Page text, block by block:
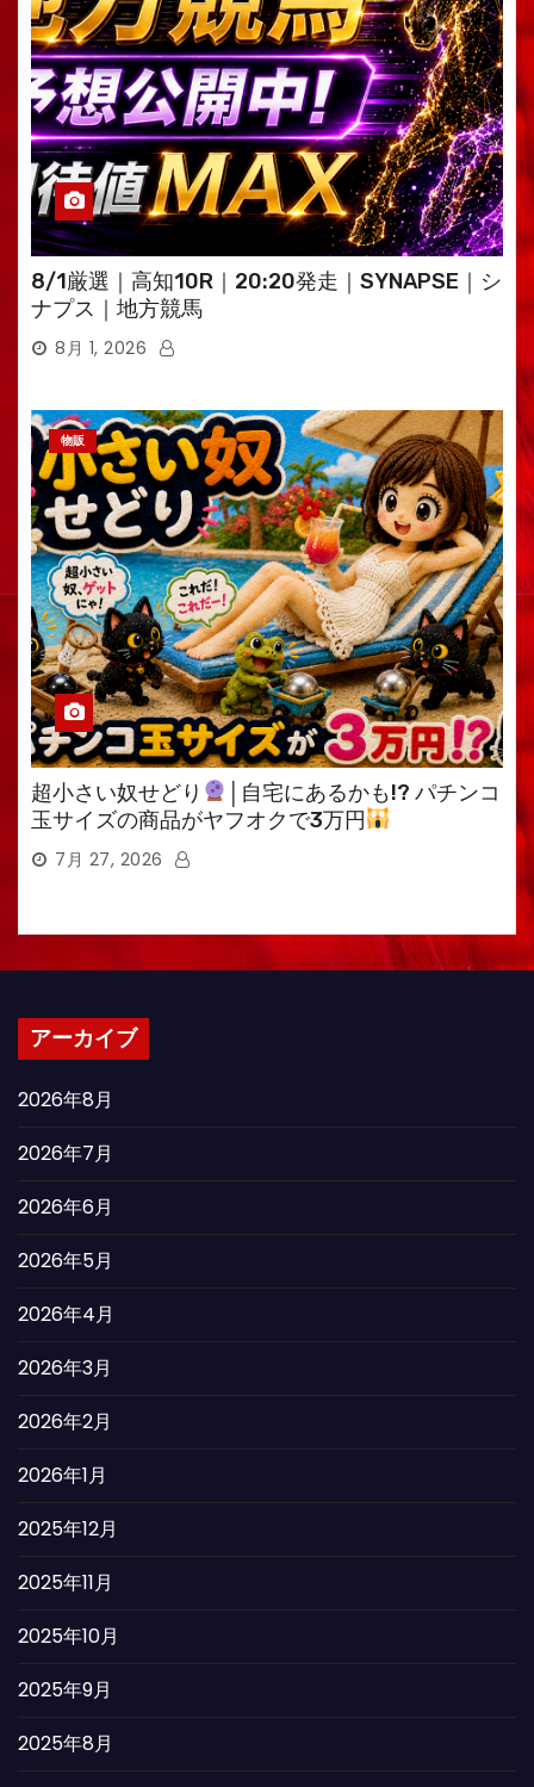
8/1厳選｜高知10R｜20:20発走｜SYNAPSE｜シ
ナプス｜地方競馬
8月 1, 2026
物販
超小さい奴せどり
│自宅にあるかも!? パチンコ
玉サイズの商品がヤフオクで3万円
7月 27, 2026
アーカイブ
2026年8月
2026年7月
2026年6月
2026年5月
2026年4月
2026年3月
2026年2月
2026年1月
2025年12月
2025年11月
2025年10月
2025年9月
2025年8月